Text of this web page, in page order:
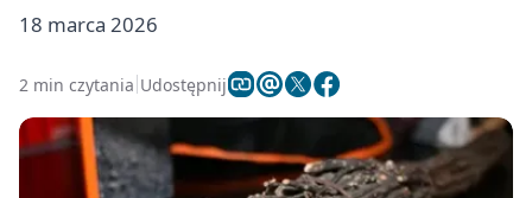
18 marca 2026
2 min czytania Udostępnij